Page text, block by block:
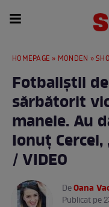
HOMEPAGE » MONDEN »
Fotbaliștii
sărbătorit
manele. Au
Ionuț Cercel,
/ VIDEO
DeOana
Publicat pe